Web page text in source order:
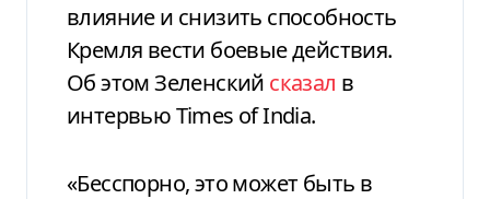
влияние и снизить способность
Кремля вести боевые действия.
Об этом Зеленский сказал в
интервью Times of India.
«Бесспорно, это может быть в